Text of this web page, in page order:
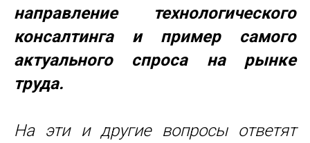
направление технологического
консалтинга и пример самого
актуального спроса на рынке
труда.
На эти и другие вопросы ответят